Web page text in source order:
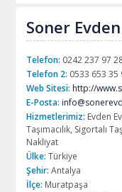
Soner
Telefon: 0242 237 97
Telefon 2: 0533 653 35
Web Sitesi: http://
E-Posta:
Hizmetlerimiz: Evden
Taşımacılık, Sigortalı
Nakliyat
Ülke: Türkiye
Şehir: Antalya
İlçe: Muratpaşa